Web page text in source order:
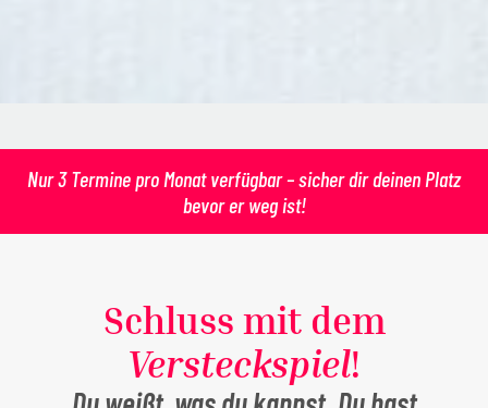
Nur 3 Termine pro Monat verfügbar – sicher dir deinen Platz
bevor er weg ist!
Schluss mit dem
Versteckspiel!